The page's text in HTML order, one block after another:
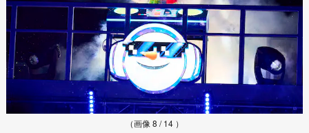
（画像 8 / 14 ）